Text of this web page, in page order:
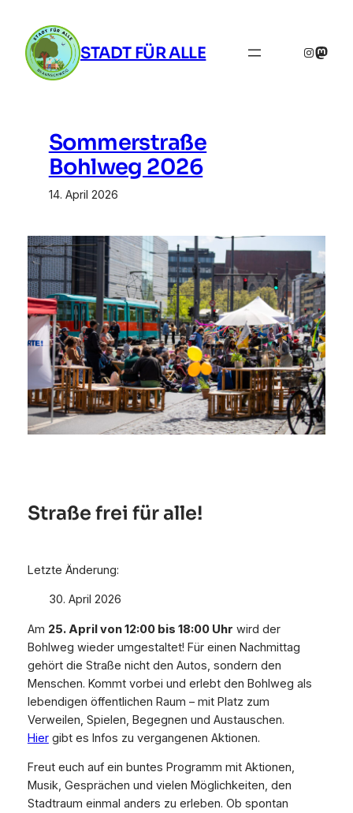
Inhalt
springen
STADT FÜR ALLE
Sommerstraße
Bohlweg 2026
14. April 2026
Straße frei für alle!
Letzte Änderung:
30. April 2026
Am 25. April von 12:00 bis 18:00 Uhr wird der
Bohlweg wieder umgestaltet! Für einen Nachmittag
gehört die Straße nicht den Autos, sondern den
Menschen. Kommt vorbei und erlebt den Bohlweg als
lebendigen öffentlichen Raum – mit Platz zum
Verweilen, Spielen, Begegnen und Austauschen.
Hiergibt es Infos zu vergangenen Aktionen.
Freut euch auf ein buntes Programm mit Aktionen,
Musik, Gesprächen und vielen Möglichkeiten, den
Stadtraum einmal anders zu erleben. Ob spontan